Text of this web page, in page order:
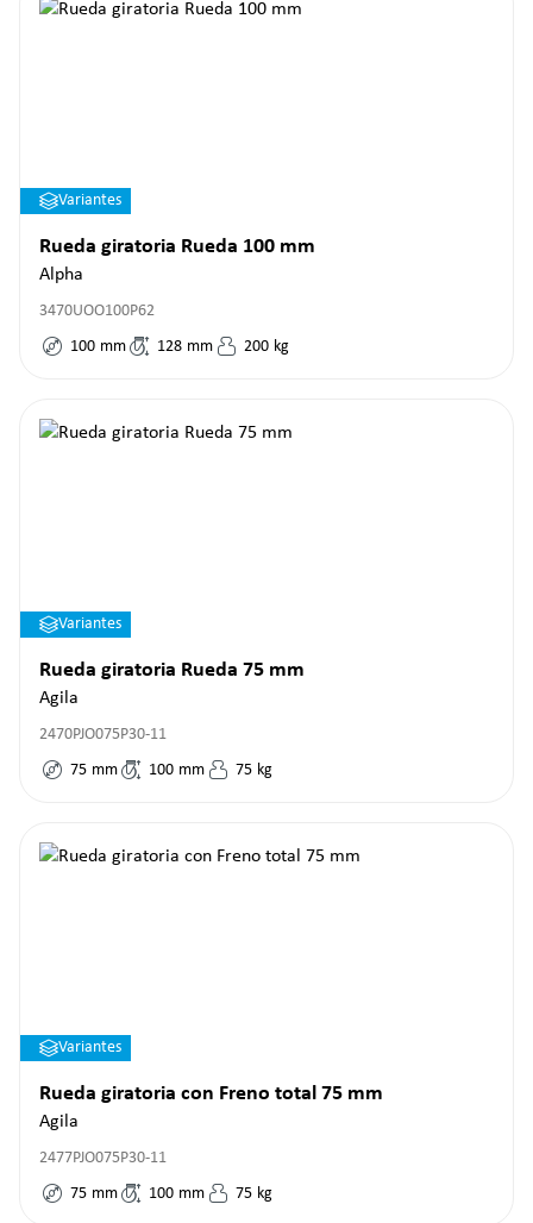
Variantes
Rueda giratoria Rueda 100 mm
Alpha
3470UOO100P62
100 mm 128 mm 200 kg
Variantes
Rueda giratoria Rueda 75 mm
Agila
2470PJO075P30-11
75 mm 100 mm 75 kg
Variantes
Rueda giratoria con Freno total 75 mm
Agila
2477PJO075P30-11
75 mm 100 mm 75 kg